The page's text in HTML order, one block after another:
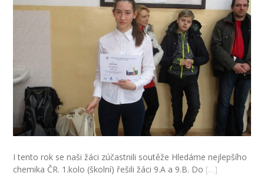
Pedagogický sbor
-- Vedení školy
-- Třídní učitelé
-- Netřídní učitelé
-- Vychovatelé
-- Školní poradenské pracoviště
---- Výchovný poradce
I tento rok se naši žáci zúčastnili soutěže Hledáme nejlepšího
chemika ČR. 1.kolo (školní) řešili žáci 9.A a 9.B. Do […]